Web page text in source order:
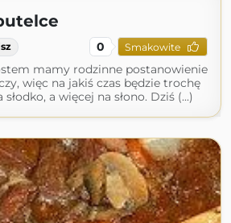
0 Smakowite
mamy rodzinne postanowienie
więc na jakiś czas będzie trochę
a więcej na słono. Dziś (...)